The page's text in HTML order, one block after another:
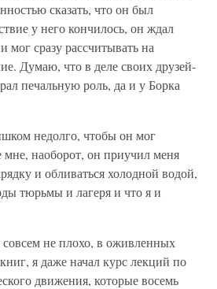
сказать, что он был
у него кончилось, он ждал
мог сразу рассчитывать на
Думаю, что в деле своих друзей-
печальную роль, да и у Борка
недолго, чтобы он мог
мне, наоборот, он приучил меня
и обливаться холодной водой,
тюрьмы и лагеря и что я и
не плохо, в оживленных
я даже начал курс лекций по
движения, которые восемь